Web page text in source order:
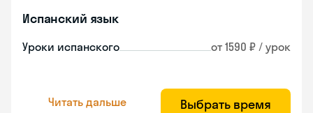
Испанский язык
Уроки испанского от 1590 ₽ / урок
Читать дальше Выбрать время